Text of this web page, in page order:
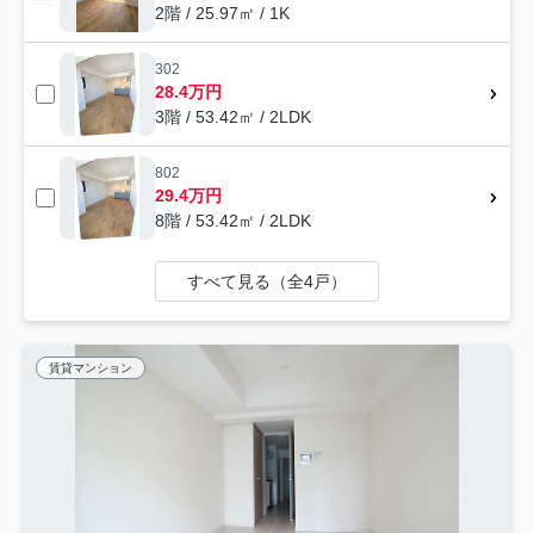
2階 / 25.97㎡ / 1K
302
28.4万円
3階 / 53.42㎡ / 2LDK
802
29.4万円
8階 / 53.42㎡ / 2LDK
すべて見る（全4戸）
賃貸マンション